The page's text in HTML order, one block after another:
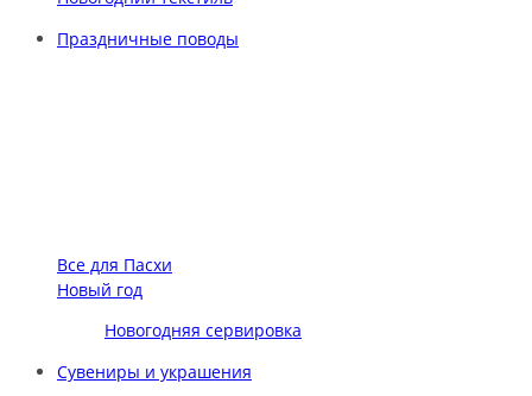
Праздничные поводы
Все для Пасхи
Новый год
Новогодняя сервировка
Сувениры и украшения